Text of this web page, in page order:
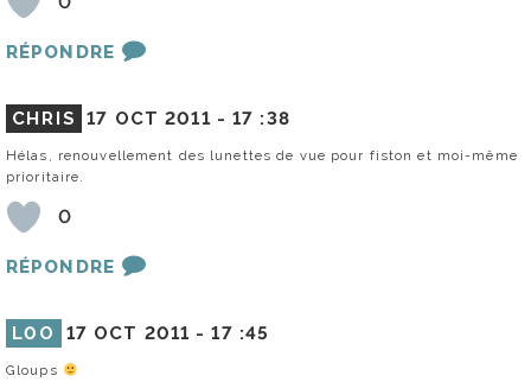
RÉPONDRE
CHRIS 17 OCT 2011 -17 :38
Hélas, renouvellement des lunettes de vue pour fiston et moi-même
prioritaire.
0
RÉPONDRE
L0O 17 OCT 2011 -17 :45
Gloups